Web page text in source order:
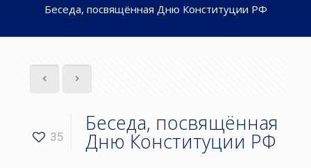
Беседа, посвящённая Дню Конституции РФ
35
Беседа, посвящённая
Дню Конституции РФ